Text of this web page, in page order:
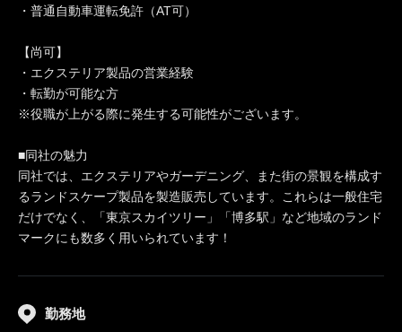
・普通自動車運転免許（AT可）
【尚可】
・エクステリア製品の営業経験
・転勤が可能な方
※役職が上がる際に発生する可能性がございます。
■同社の魅力
同社では、エクステリアやガーデニング、また街の景観を構成す
るランドスケープ製品を製造販売しています。これらは一般住宅
だけでなく、「東京スカイツリー」「博多駅」など地域のランド
マークにも数多く用いられています！
勤務地